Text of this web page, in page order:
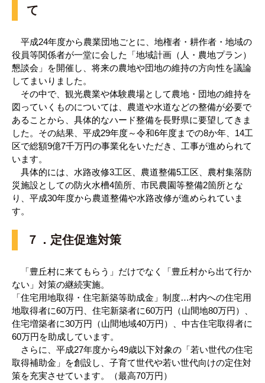
て
平成24年度から農業団地ごとに、地権者・耕作者・地域の
役員等関係者が一堂に会した「地域計画（人・農地プラン）
懇談会」を開催し、将来の農地や団地の維持の方向性を議論
してまいりました。
その中で、観光農業や体験農場として農地・団地の維持を
図っていくものについては、農道や水道などの整備が必要で
あることから、具体的なハード整備を長野県に要望してきま
した。その結果、平成29年度～令和6年度までの8か年、14工
区で総額9億7千万円の事業化をいただき、工事が進められて
います。
具体的には、水路改修3工区、農道整備5工区、農村集落防
災施設としての防火水槽4箇所、市民農園等整備2箇所とな
り、平成30年度から農道整備や水路改修が進められていま
す。
７．定住促進対策
「豊丘村に来てもらう」だけでなく「豊丘村から出て行か
ない」対策の継続実施。
「住宅用地取得・住宅新築等助成金」制度…村内への住宅用
地取得者に60万円、住宅新築者に60万円（山間地80万円）、
住宅増築者に30万円（山間地域40万円）、中古住宅取得者に
60万円を助成しています。
さらに、平成27年度から49歳以下対象の「若い世代の住宅
取得補助金」を創設し、子育て世代や若い世代向けの定住対
策を充実させています。（最高70万円）